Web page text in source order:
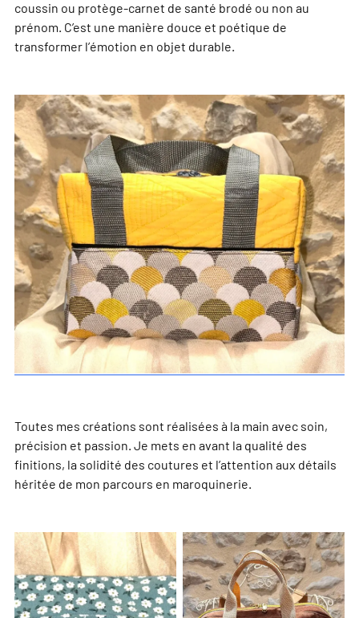
coussin ou protège-carnet de santé brodé ou non au
prénom. C’est une manière douce et poétique de
transformer l’émotion en objet durable.
Toutes mes créations sont réalisées à la main avec soin,
précision et passion. Je mets en avant la qualité des
finitions, la solidité des coutures et l’attention aux détails
héritée de mon parcours en maroquinerie.